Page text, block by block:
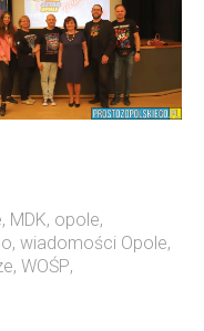
, MDK, opole,
, wiadomości Opole,
, WOŚP,